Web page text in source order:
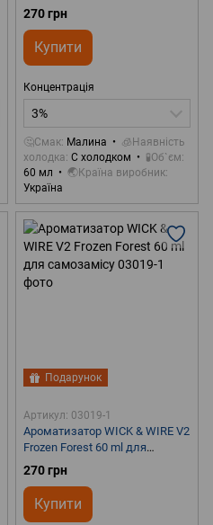
самозамісу
270 грн
Купити
Концентрація
3%
🤔Смак Малина
🧊Наявність
холодка С холодком
🧪Об`єм
60 мл
🌏Країна виробник
Україна
Подарунок
Артикул: 03019-1
Ароматизатор WICK & WIRE V2
Frozen Forest 60 ml для
самозамісу
270 грн
Купити